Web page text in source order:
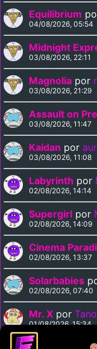
Equilibrium
04/08/2026, 05:54
Midnight
03/08/2026, 22:11
Magnolia por
03/08/2026, 21:29
Assault on
03/08/2026, 11:47
Kaidan por
03/08/2026, 11:08
Labyrinth por
02/08/2026, 14:14
Supergirl por
02/08/2026, 14:09
Cinema
02/08/2026, 13:37
Solarbabies
02/08/2026, 07:40
Mr. X por Tano
01/08/2026, 15:34